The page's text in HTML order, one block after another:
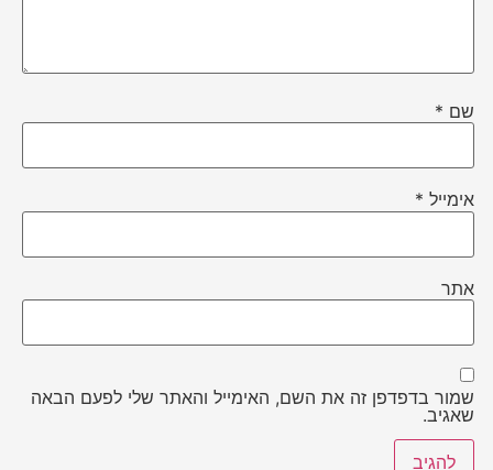
שם *
אימייל *
אתר
שמור בדפדפן זה את השם, האימייל והאתר שלי לפעם הבאה
שאגיב.